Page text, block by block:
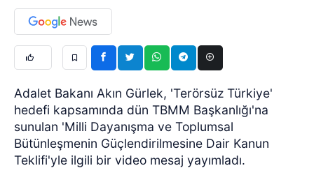
Adalet Bakanı Akın Gürlek, 'Terörsüz Türkiye'
hedefi kapsamında dün TBMM Başkanlığı'na
sunulan 'Milli Dayanışma ve Toplumsal
Bütünleşmenin Güçlendirilmesine Dair Kanun
Teklifi'yle ilgili bir video mesaj yayımladı.